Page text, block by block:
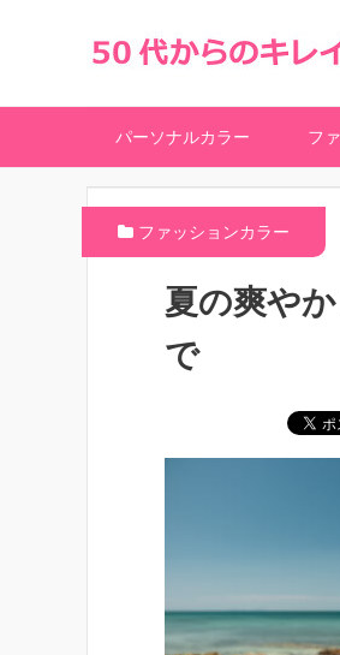
パーソナルカラー フ
ファッションカラー
夏の爽や
で